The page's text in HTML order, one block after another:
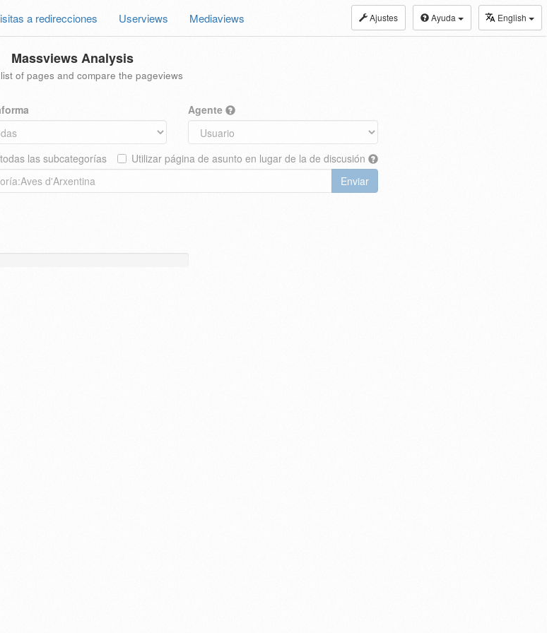
Ajustes Ayuda English
a redirecciones Userviews Mediaviews
Massviews Analysis
of pages and compare the pageviews
Agente
Utilizar página de asunto en lugar de la de discusión
las subcategorías
Enviar